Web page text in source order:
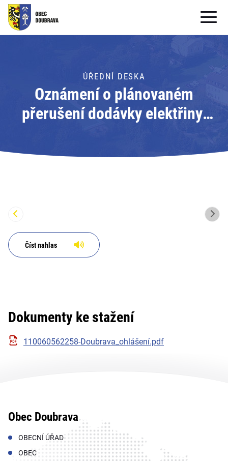
OBECNÍ ÚŘAD
PRO OBČANY
Formuláře ke stažení
PRO TURISTY
ÚŘEDNÍ DESKA
Oznámení o plánovaném
přerušení dodávky elektřiny;
Číst nahlas
Dokumenty ke stažení
110060562258-Doubrava_ohlášení.pdf
Obec Doubrava
OBECNÍ ÚŘAD
OBEC